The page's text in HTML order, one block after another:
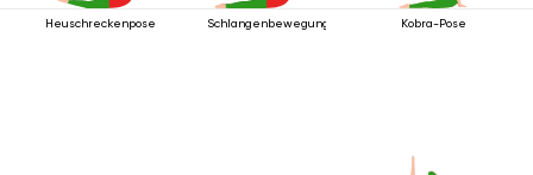
Heuschreckenpose Schlangenbewegung Kobra-Pose